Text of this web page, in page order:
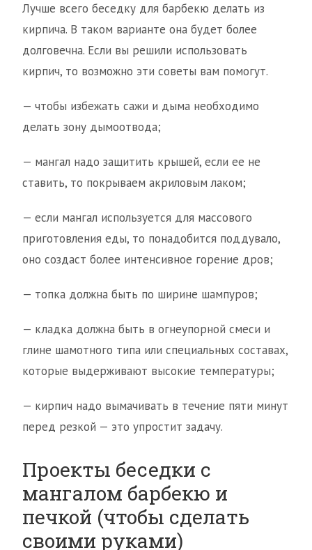
Лучше всего беседку для барбекю делать из
кирпича. В таком варианте она будет более
долговечна. Если вы решили использовать
кирпич, то возможно эти советы вам помогут.
— чтобы избежать сажи и дыма необходимо
делать зону дымоотвода;
— мангал надо защитить крышей, если ее не
ставить, то покрываем акриловым лаком;
— если мангал используется для массового
приготовления еды, то понадобится поддувало,
оно создаст более интенсивное горение дров;
— топка должна быть по ширине шампуров;
— кладка должна быть в огнеупорной смеси и
глине шамотного типа или специальных составах,
которые выдерживают высокие температуры;
— кирпич надо вымачивать в течение пяти минут
перед резкой — это упростит задачу.
Проекты беседки с
мангалом барбекю и
печкой (чтобы сделать
своими руками)